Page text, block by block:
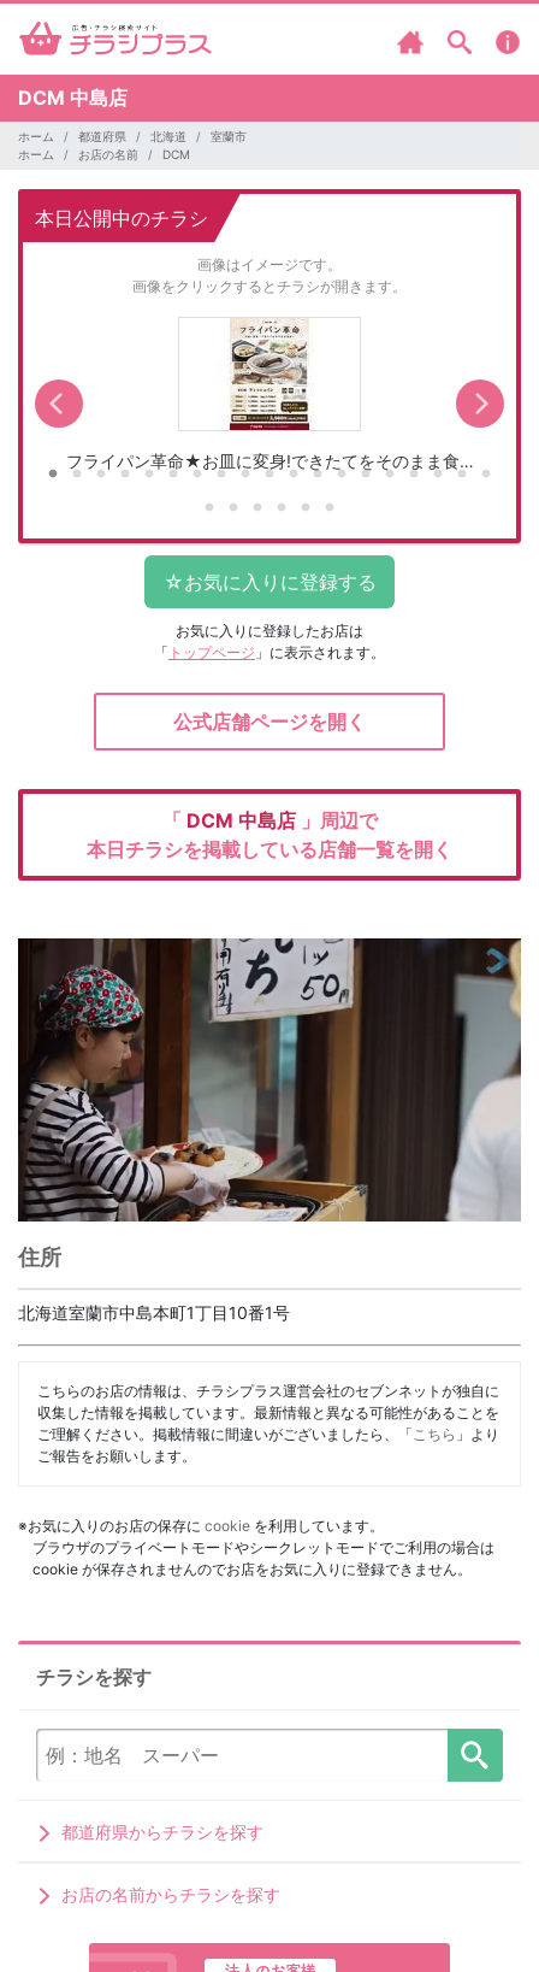
DCM 中島店
ホーム 都道府県 北海道
室蘭市
ホーム
お店の名前 DCM
本日公開中のチラシ
画像はイメージです。
画像をクリックするとチラシが開きます。
フライパン革命★お皿に変身!できたてをそのまま食…
お気に入りに登録したお店は
「 トップページ 」に表示されます。
公式店舗ページを開く
「 DCM 中島店 」周辺で
本日チラシを掲載している店舗一覧を開く
住所
北海道室蘭市中島本町1丁目10番1号
こちらのお店の情報は、チラシプラス運営会社のセブンネットが独自に
収集した情報を掲載しています。最新情報と異なる可能性があることを
ご理解ください。掲載情報に間違いがございましたら、「 こちら 」より
ご報告をお願いします。
※お気に入りのお店の保存に cookie を利用しています。
ブラウザのプライベートモードやシークレットモードでご利用の場合は
cookie が保存されませんのでお店をお気に入りに登録できません。
チラシを探す
都道府県からチラシを探す
お店の名前からチラシを探す